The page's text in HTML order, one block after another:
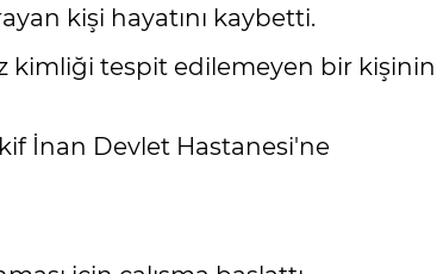
kişi hayatını kaybetti.
kimliği tespit edilemeyen bir kişinin
İnan Devlet Hastanesi'ne